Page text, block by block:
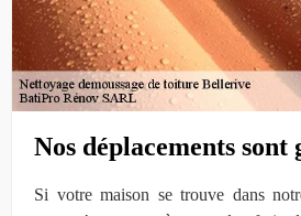
Nos déplacements sont
Si votre maison se trouve dans